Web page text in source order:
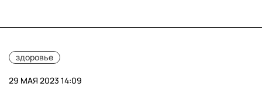
здоровье
29 МАЯ 2023 14:09